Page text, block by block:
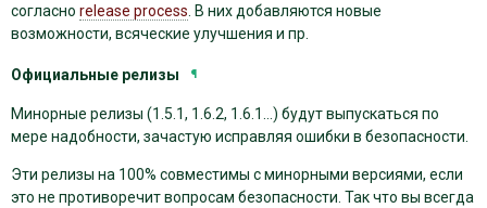
согласно release process . В них добавляются новые
возможности, всяческие улучшения и пр.
Официальные релизы ¶
Минорные релизы (1.5.1, 1.6.2, 1.6.1…) будут выпускаться по
мере надобности, зачастую исправляя ошибки в безопасности.
Эти релизы на 100% совместимы с минорными версиями, если
это не противоречит вопросам безопасности. Так что вы всегда